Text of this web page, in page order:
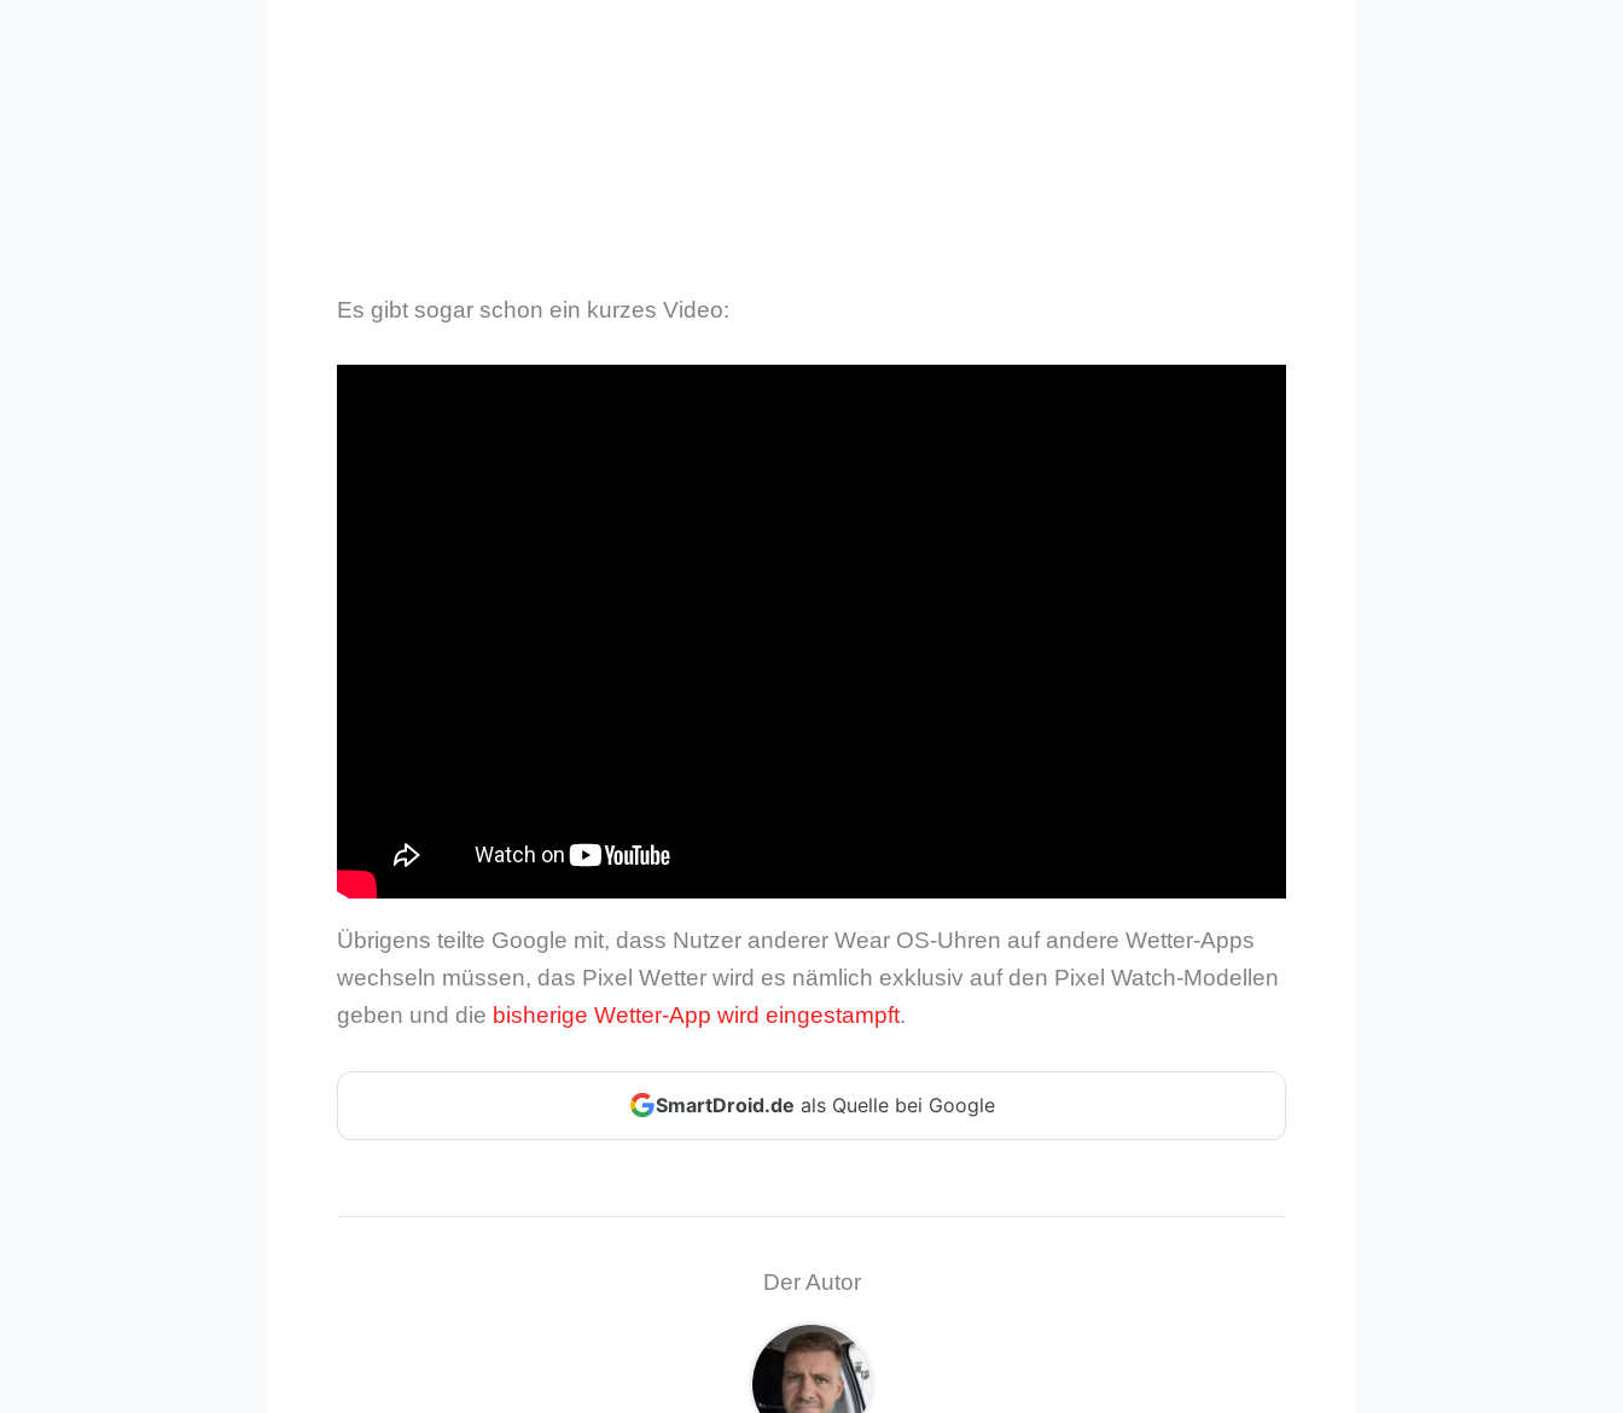
Es gibt sogar schon ein kurzes Video:
Übrigens teilte Google mit, dass Nutzer anderer Wear OS-Uhren auf andere Wetter-Apps
wechseln müssen, das Pixel Wetter wird es nämlich exklusiv auf den Pixel Watch-Modellen
geben und die bisherige Wetter-App wird eingestampft.
SmartDroid.de als Quelle bei Google
Der Autor